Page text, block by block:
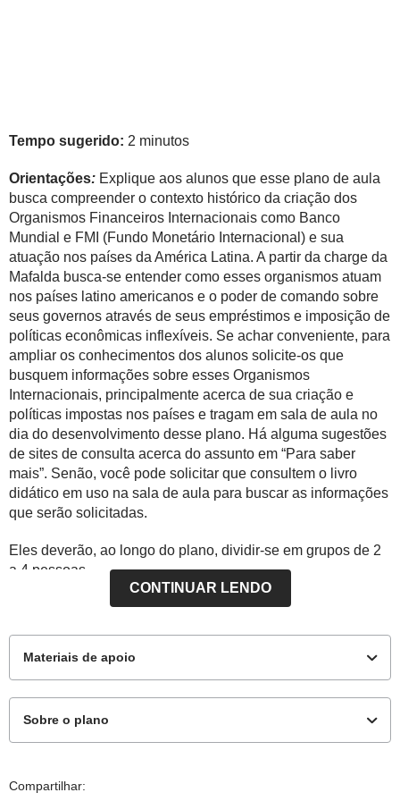
Tempo sugerido: 2 minutos
Orientações: Explique aos alunos que esse plano de aula
busca compreender o contexto histórico da criação dos
Organismos Financeiros Internacionais como Banco
Mundial e FMI (Fundo Monetário Internacional) e sua
atuação nos países da América Latina. A partir da charge da
Mafalda busca-se entender como esses organismos atuam
nos países latino americanos e o poder de comando sobre
seus governos através de seus empréstimos e imposição de
políticas econômicas inflexíveis. Se achar conveniente, para
ampliar os conhecimentos dos alunos solicite-os que
busquem informações sobre esses Organismos
Internacionais, principalmente acerca de sua criação e
políticas impostas nos países e tragam em sala de aula no
dia do desenvolvimento desse plano. Há alguma sugestões
de sites de consulta acerca do assunto em “Para saber
mais”. Senão, você pode solicitar que consultem o livro
didático em uso na sala de aula para buscar as informações
que serão solicitadas.
Eles deverão, ao longo do plano, dividir-se em grupos de 2
a 4 pessoas.
Como adequar à sua realidade:O Brasil obteve
1990. Se achar conveniente cite que as dívidas externas
bilhões em 2000. A partir daí verificou-se queda devido ao
aumento de dívida interna. Em 2005, a dívida pública líquida
equivalente a 51% do PIB do país.
CONTINUAR LENDO
Materiais de apoio
Sobre o plano
Este plano de aula foi produzido pelo Time de Autores
Compartilhar: